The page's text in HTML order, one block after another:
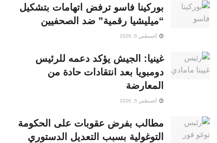
بوركينا فاسو ترفض اتهامات بتشكيل
“ميليشيا رقمية” ضد الصحفيين
أغسطس 5, 2026
غينيا: الجيش يؤكد دعمه للرئيس
دومبويا بعد انتقادات حادة من
المعارضة
أغسطس 5, 2026
مطالب بفرض عقوبات على الحكومة
التوغولية بسبب التعديل الدستوري